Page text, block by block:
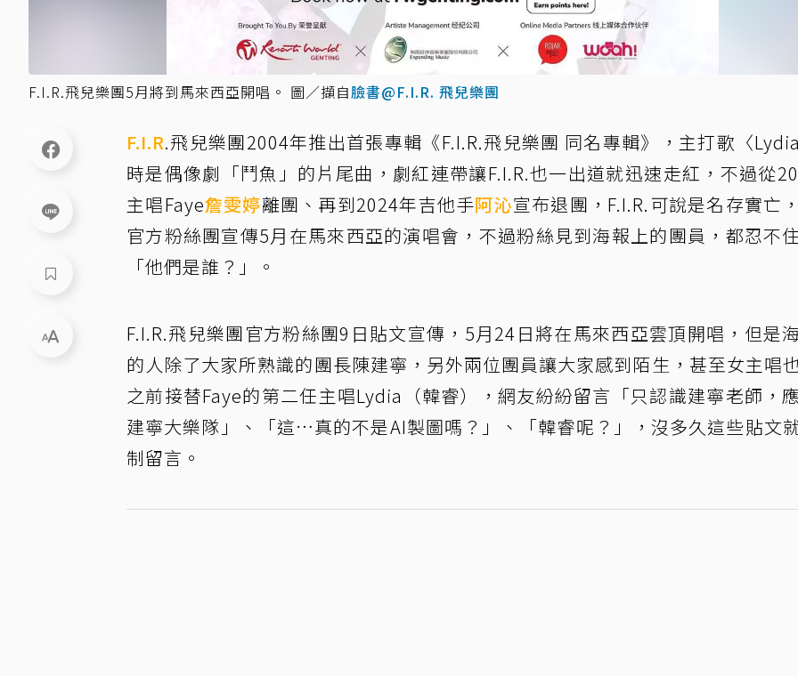
F.I.R.飛兒樂團5月將到馬來西亞開唱。 圖／擷自臉書@F.I.R. 飛兒樂團
F.I.R.飛兒樂團2004年推出首張專輯《F.I.R.飛兒樂團 同名專輯》，主打歌〈
時是偶像劇「鬥魚」的片尾曲，劇紅連帶讓F.I.R.也一出道就迅速走紅，不過從
主唱Faye詹雯婷離團、再到2024年吉他手阿沁宣布退團，F.I.R.可說是名存實亡
官方粉絲團宣傳5月在馬來西亞的演唱會，不過粉絲見到海報上的團員，都忍不
「他們是誰？」。
F.I.R.飛兒樂團官方粉絲團9日貼文宣傳，5月24日將在馬來西亞雲頂開唱，但是
的人除了大家所熟識的團長陳建寧，另外兩位團員讓大家感到陌生，甚至女主唱
之前接替Faye的第二任主唱Lydia（韓睿），網友紛紛留言「只認識建寧老師，
建寧大樂隊」、「這…真的不是AI製圖嗎？」、「韓睿呢？」，沒多久這些貼文
制留言。